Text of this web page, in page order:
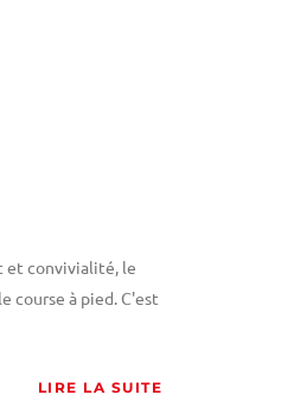
et convivialité, le
course à pied. C'est
LIRE LA SUITE